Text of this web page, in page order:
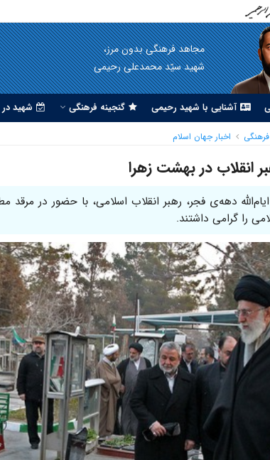
مجاهد فرهنگی بدون مرز،
شهید سیّد محمدعلی رحیمی
آشنایی با شهید رحیمی گنجینه فرهنگی شهید در
اخبار جهان اسلام
انقلاب در بهشت زهرا
دهه‌ی فجر، رهبر انقلاب اسلامی، با حضور در مرقد
را گرامی داشتند.